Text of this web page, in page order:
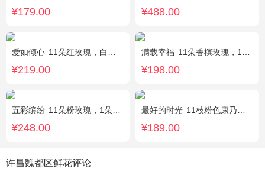
¥179.00 ¥488.00
爱如倾心 11朵红玫瑰，白色满天星间插，一条灯带，一对小熊、黄莺或尤加利叶搭配
¥219.00
满载幸福 11朵香槟玫瑰，1支白色多头香水百合，搭配桔梗、黄莺。
¥198.00
五彩缤纷 11朵粉玫瑰，1朵粉绣球，白色乒乓菊，桔梗、绿叶搭配
¥248.00
最好的时光 11枝粉色康乃馨，2枝粉色多头香水百合，栀子叶适量
¥189.00
许昌魏都区鲜花评论